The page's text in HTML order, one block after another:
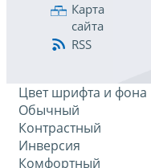
Карта
сайта
RSS
Цвет шрифта и фона
Обычный
Контрастный
Инверсия
Комфортный